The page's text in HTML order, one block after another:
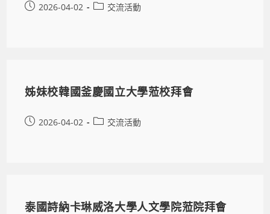
2026-04-02 交流活動
姊妹校韓國釜慶國立大學蒞校拜會
2026-04-02 交流活動
泰國詩納卡琳威洛大學人文學院蒞院拜會